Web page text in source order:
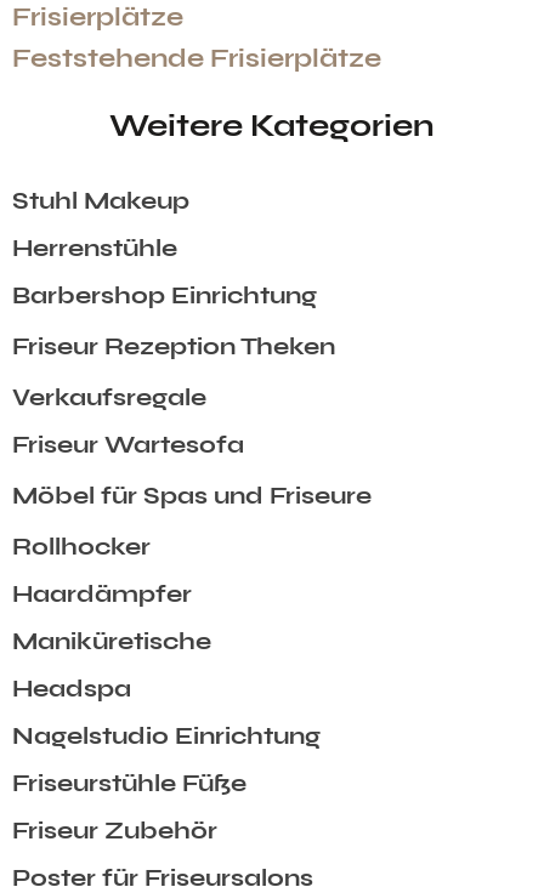
Frisierplätze
Feststehende Frisierplätze
Weitere Kategorien
Stuhl Makeup
Herrenstühle
Barbershop Einrichtung
Friseur Rezeption Theken
Verkaufsregale
Friseur Wartesofa
Möbel für Spas und Friseure
Rollhocker
Haardämpfer
Maniküretische
Headspa
Nagelstudio Einrichtung
Friseurstühle Füße
Friseur Zubehör
Poster für Friseursalons